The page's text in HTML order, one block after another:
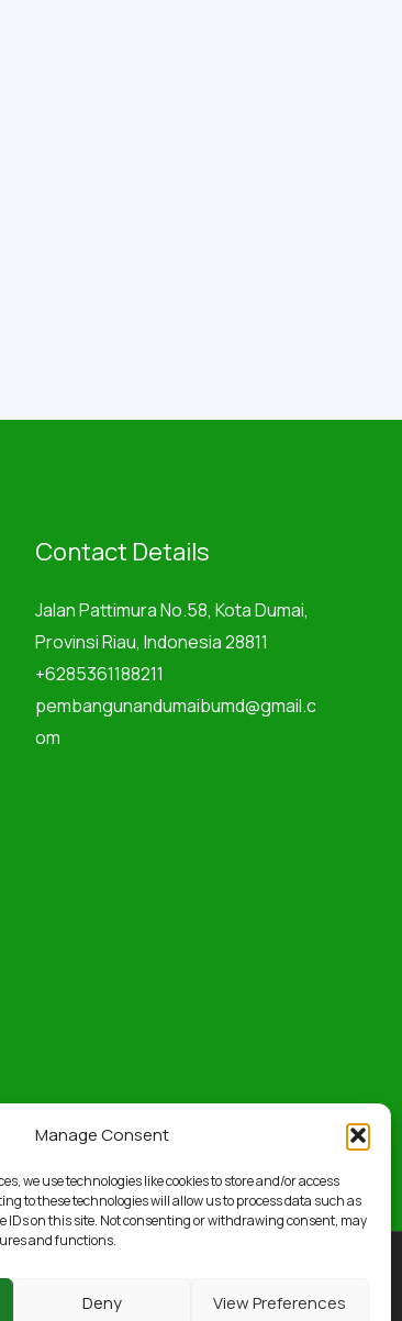
Manage Consent
we use technologies like cookies to store and/or access
to these technologies will allow us to process data such as
IDs on this site. Not consenting or withdrawing consent, may
and functions.
Deny View Preferences
Contact Details
Jalan Pattimura No.58, Kota Dumai,
Provinsi Riau, Indonesia 28811
+6285361188211
pembangunandumaibumd@gmail.c
om